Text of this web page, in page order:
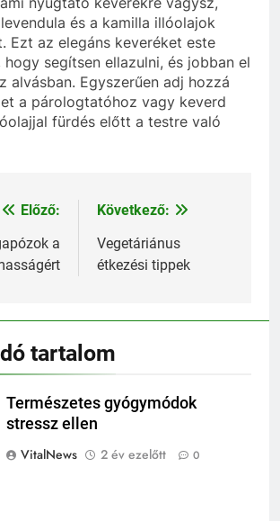
és a kamilla illóolajok
Ezt az elegáns keveréket este
hogy segítsen ellazulni, és jobban el
alvásban. Egyszerűen adj hozzá
a párologtatóhoz vagy keverd
fürdés előtt a testre való
Előző:
a
Következő:
Vegetáriánus
étkezési tippek
tartalom
Természetes gyógymódok
stressz ellen
VitalNews
2 év ezelőtt 0